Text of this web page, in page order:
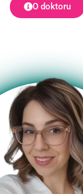
O doktoru